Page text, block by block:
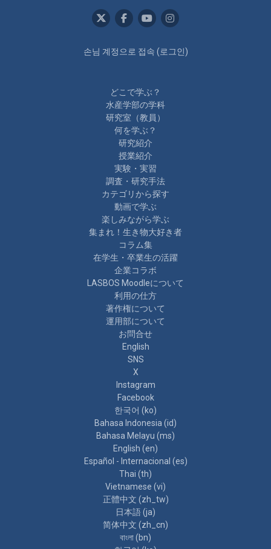
손님 계정으로 접속 (로그인)
どこで学ぶ？
水産学部の学科
研究室（教員）
何を学ぶ？
研究紹介
授業紹介
実験・実習
調査・研究手法
カテゴリから探す
動画で学ぶ
楽しみながら学ぶ
集まれ！生き物大好き者
コラム集
在学生・卒業生の活躍
企業コラボ
LASBOS Moodleについて
利用の仕方
著作権について
運用部について
お問合せ
English
SNS
X
Instagram
Facebook
한국어 ‎(ko)‎
Bahasa Indonesia ‎(id)‎
Bahasa Melayu ‎(ms)‎
English ‎(en)‎
Español - Internacional ‎(es)‎
Thai ‎(th)‎
Vietnamese ‎(vi)‎
正體中文 ‎(zh_tw)‎
日本語 ‎(ja)‎
简体中文 ‎(zh_cn)‎
বাংলা ‎(bn)‎